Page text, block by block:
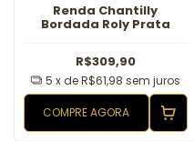
Renda Chantilly
Bordada Roly Prata
R$309,90
5 x deR$61,98 sem juros
COMPRE AGORA